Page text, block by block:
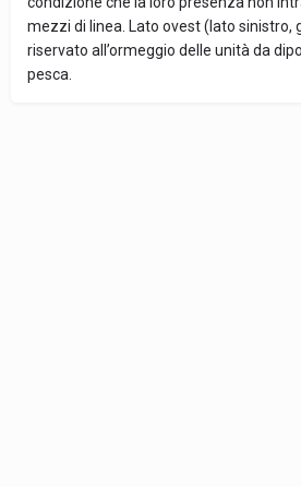
mezzi di linea. Lato ovest (lato sinistro,
riservato all’ormeggio delle unità da
pesca.